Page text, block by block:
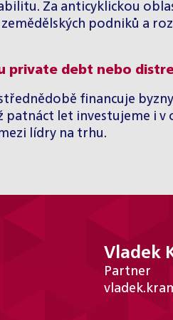
Za anticyklickou
podniků a
private debt nebo
financuje
let investujeme i v
lídry na trhu.
Vladek
Partner